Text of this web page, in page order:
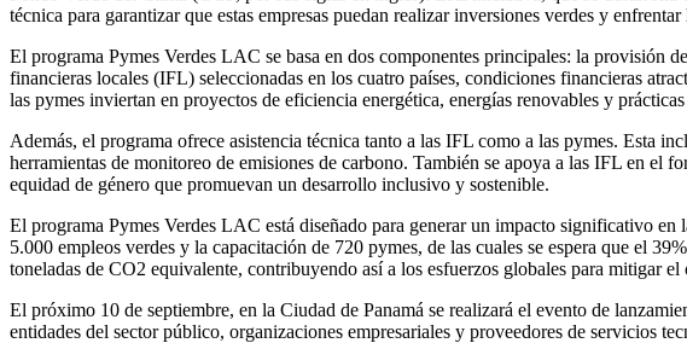
técnica para garantizar que estas empresas puedan realizar inversiones verdes y
El programa Pymes Verdes LAC se basa en dos componentes principales: la provisión
financieras locales (IFL) seleccionadas en los cuatro países, condiciones financieras
las pymes inviertan en proyectos de eficiencia energética, energías renovables y
Además, el programa ofrece asistencia técnica tanto a las IFL como a las pymes. Esta
herramientas de monitoreo de emisiones de carbono. También se apoya a las IFL en el
equidad de género que promuevan un desarrollo inclusivo y sostenible.
El programa Pymes Verdes LAC está diseñado para generar un impacto significativo
5.000 empleos verdes y la capacitación de 720 pymes, de las cuales se espera que el
toneladas de CO2 equivalente, contribuyendo así a los esfuerzos globales para mitigar
El próximo 10 de septiembre, en la Ciudad de Panamá se realizará el evento de
entidades del sector público, organizaciones empresariales y proveedores de servicios